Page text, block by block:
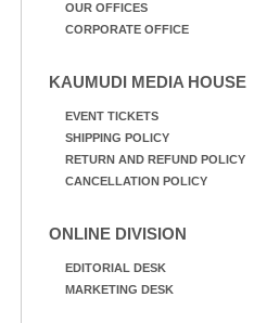
OUR OFFICES
CORPORATE OFFICE
KAUMUDI MEDIA HOUSE
EVENT TICKETS
SHIPPING POLICY
RETURN AND REFUND POLICY
CANCELLATION POLICY
ONLINE DIVISION
EDITORIAL DESK
MARKETING DESK